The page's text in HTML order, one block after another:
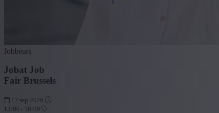
Jobbeurs
Jobat Job
Fair Brussels
17 sep 2026
13:00 - 18:00